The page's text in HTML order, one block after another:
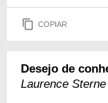
COPIAR
Desejo de
Laurence Sterne